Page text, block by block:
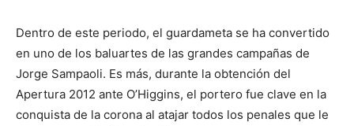
Dentro de este periodo, el guardameta se ha convertido
en uno de los baluartes de las grandes campañas de
Jorge Sampaoli. Es más, durante la obtención del
Apertura 2012 ante O’Higgins, el portero fue clave en la
conquista de la corona al atajar todos los penales que le